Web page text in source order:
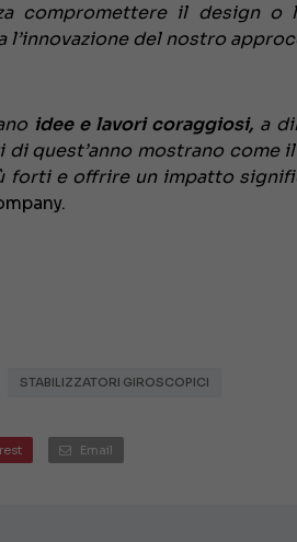
compromettere il design o
del nostro
idee e lavori coraggiosi,a
quest’anno mostrano come
forti e offrire un impatto
STABILIZZATORI GIROSCOPICI
Email